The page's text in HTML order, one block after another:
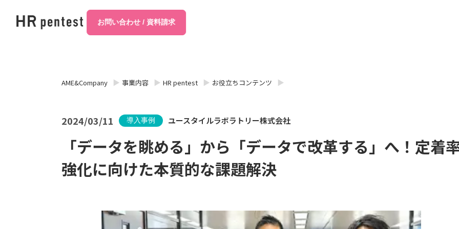
お問い合わせ / 資料請求
AME&Company 事業内容 HR pentest お役立ちコンテンツ
2024/03/11 導入事例 ユースタイルラボラトリー株式会社
「データを眺める」から「データで改革する」へ！定着
強化に向けた本質的な課題解決